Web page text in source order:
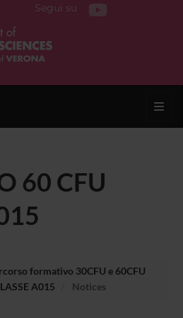
Segui su
60 CFU
formativo 30CFU e 60CFU
A015
Notices